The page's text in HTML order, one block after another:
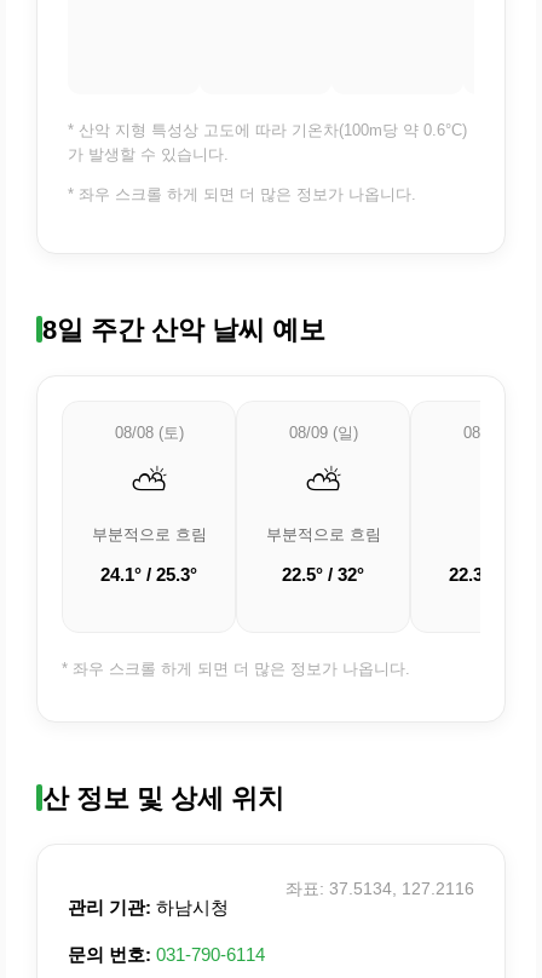
* 산악 지형 특성상 고도에 따라 기온차(100m당 약 0.6°C)
가 발생할 수 있습니다.
* 좌우 스크롤 하게 되면 더 많은 정보가 나옵니다.
8일 주간 산악 날씨 예보
08/08 (토)
⛅
부분적으로 흐림
24.1° / 25.3°
08/09 (일)
⛅
부분적으로 흐림
22.5° / 32°
08/10 (월)
22.3° /
* 좌우 스크롤 하게 되면 더 많은 정보가 나옵니다.
산 정보 및 상세 위치
관리 기관: 하남시청
문의 번호: 031-790-6114
좌표: 37.5134, 127.2116